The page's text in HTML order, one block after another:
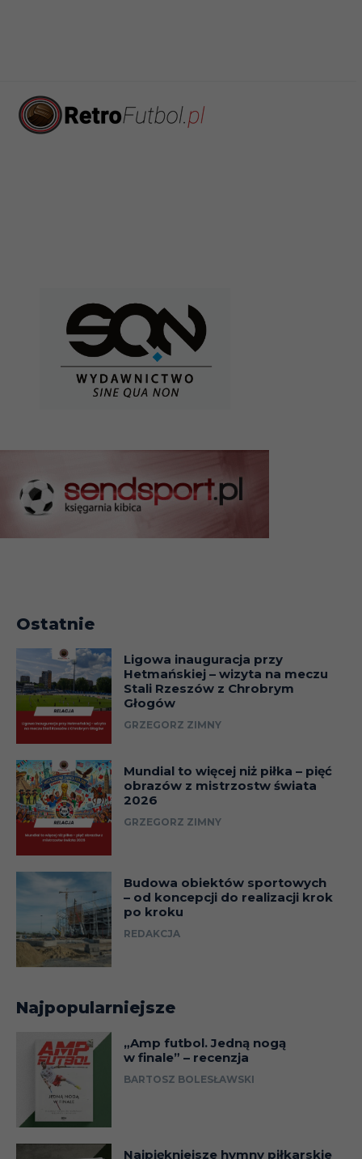
Ostatnie
Ligowa inauguracja przy
Hetmańskiej – wizyta na meczu
Stali Rzeszów z Chrobrym
Głogów
GRZEGORZ ZIMNY
Mundial to więcej niż piłka – pięć
obrazów z mistrzostw świata
2026
GRZEGORZ ZIMNY
Budowa obiektów sportowych
– od koncepcji do realizacji krok
po kroku
REDAKCJA
Najpopularniejsze
„Amp futbol. Jedną nogą
w finale” – recenzja
BARTOSZ BOLESŁAWSKI
Najpiękniejsze hymny piłkarskie